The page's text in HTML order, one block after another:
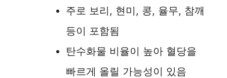
주로 보리, 현미, 콩, 율무, 참깨
등이 포함됨
탄수화물 비율이 높아 혈당을
빠르게 올릴 가능성이 있음